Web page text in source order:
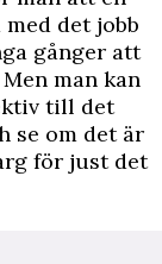
det jobb
gånger att
man kan
till det
se om det är
för just det